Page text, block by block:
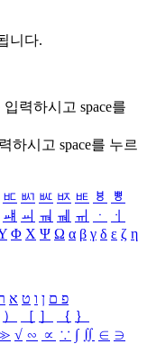
니다.
입력하시고 space를
하시고 space를 누르
ㅳ ㅴ ㅵ ㅶ ㅷ ㅸ
ㅹ
ㆈ ㆉ ㆊ ㆋ ㆌ ㆍ
ㆎ
Φ Χ Ψ Ω α β γ δ ε ζ η
פ ם ן ו ט א
） ［ ］ ｛ ｝
√ ∽ ∝ ∵ ∫ ∬ ∈ ∋